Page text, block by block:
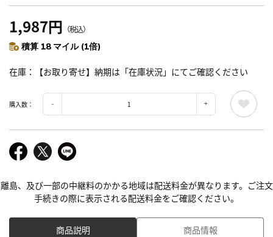
1,987円 （税込）
積算 18 マイル (1倍)
在庫 【お取り寄せ】納期は「在庫状況」にてご確認ください
購入数：
離島、及び一部の中継料のかかる地域は配送料金が異なります。ご注文
手続きの際に表示される配送料金をご確認ください。
商品説明 商品情報